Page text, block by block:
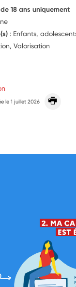
18 ans uniquement
: Enfants,
Valorisation
le1 juillet 2026